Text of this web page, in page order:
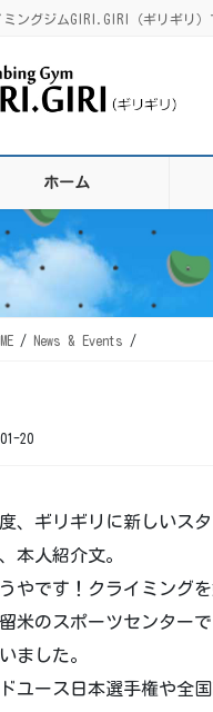
ミングジムGIRI.GIRI（ギリギリ
ホーム
News & Events
20
、ギリギリに新しいス
本人紹介文。
うやです！クライミング
米のスポーツセンター
ました。
ユース日本選手権や全